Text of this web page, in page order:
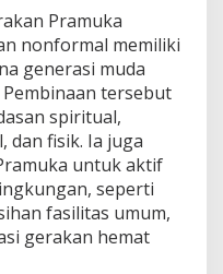
Pramuka
nonformal memiliki
generasi muda
tersebut
spiritual,
dan fisik. Ia juga
untuk aktif
seperti
fasilitas umum,
gerakan hemat